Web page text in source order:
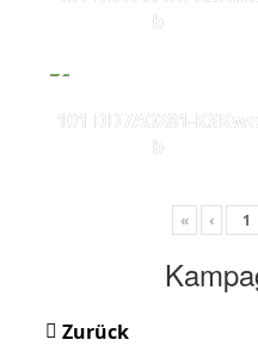
b
101 DD7A0281-KSKwe
b
« ‹
Zurück